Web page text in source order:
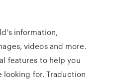
information,
videos and more.
features to help you
for. Traduction